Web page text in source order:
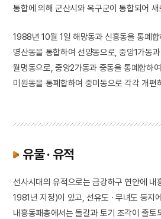
통합에 의해 군산시와 옥구군이 통합되어
1988년 10월 1일 해망동과 신흥동을 통폐
명산동을 통합하여 선양동으로, 중앙1가동
월명동으로, 중앙2가동과 중동을 통폐합하
미원동을 통폐합하여 중미동으로 각각 개편
유물 · 유적
선사시대의 유적으로는 금강하구 연안에 내
1981년 지정)이 있고, 선유도 · 무녀도 등지
내흥동패총에서는 돌칼과 토기 조각이 출토